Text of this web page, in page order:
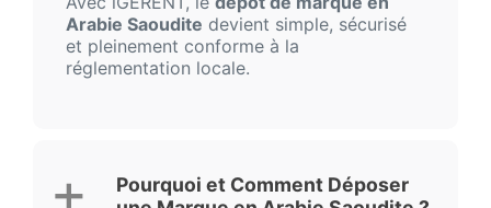
Arabie Saoudite devient simple, sécurisé
et pleinement conforme à la
réglementation locale.
Pourquoi et Comment Déposer